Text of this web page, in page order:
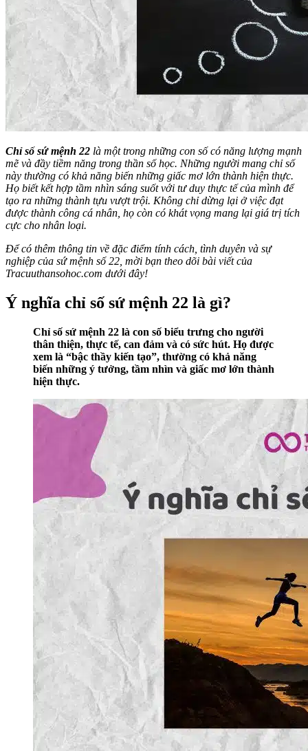
Chỉ số sứ mệnh 22 là một trong những con số có năng lượng mạnh
mẽ và đầy tiềm năng trong thần số học. Những người mang chỉ số
này thường có khả năng biến những giấc mơ lớn thành hiện thực.
Họ biết kết hợp tầm nhìn sáng suốt với tư duy thực tế của mình để
tạo ra những thành tựu vượt trội. Không chỉ dừng lại ở việc đạt
được thành công cá nhân, họ còn có khát vọng mang lại giá trị tích
cực cho nhân loại.
Để có thêm thông tin về đặc điểm tính cách, tình duyên và sự
nghiệp của sứ mệnh số 22, mời bạn theo dõi bài viết của
Tracuuthansohoc.com dưới đây!
Ý nghĩa chỉ số sứ mệnh 22 là gì?
Chỉ số sứ mệnh 22 là con số biểu trưng cho người
thân thiện, thực tế, can đảm và có sức hút. Họ được
xem là “bậc thầy kiến tạo”, thường có khả năng
biến những ý tưởng, tầm nhìn và giấc mơ lớn thành
hiện thực.